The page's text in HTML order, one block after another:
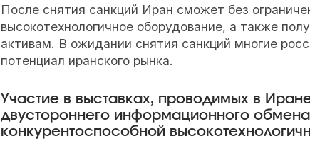
После снятия санкций Иран сможет без
высокотехнологичное оборудование, а также
активам. В ожидании снятия санкций многие
потенциал иранского рынка.
Участие в выставках, проводимых в
двустороннего информационного
конкурентоспособной